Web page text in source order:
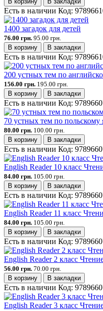
Есть в наличии Код:
1400 загадок для детей
76.00 грн. 95.00 грн.
В корзину
В закладки
Есть в наличии Код:
200 устных тем по
156.00 грн. 195.00 грн.
В корзину
В закладки
Есть в наличии Код:
70 устных тем по польскому
80.00 грн. 100.00 грн.
В корзину
В закладки
Есть в наличии Код:
English Reader 10 класс
84.00 грн. 105.00 грн.
В корзину
В закладки
Есть в наличии Код:
English Reader 11 класс
84.00 грн. 105.00 грн.
В корзину
В закладки
Есть в наличии Код:
English Reader 2 класс
56.00 грн. 70.00 грн.
В корзину
В закладки
Есть в наличии Код:
English Reader 3 класс